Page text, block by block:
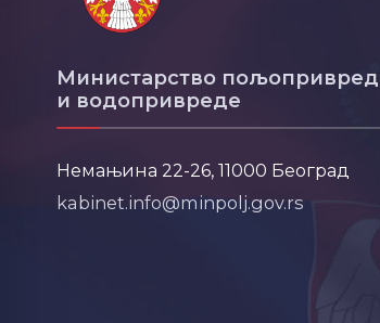
Министарство
и водопривреде
Немањина 22-26, 11000 Београд
kabinet.info@minpolj.gov.rs